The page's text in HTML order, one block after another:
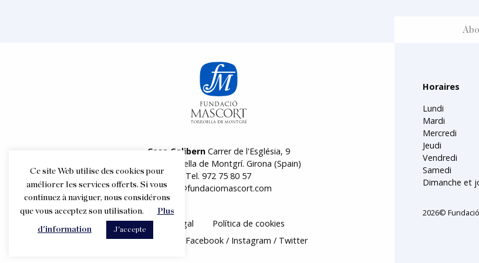
Casa GalibernCarrer de l'Església, 9
17257 Torroella de Montgrí. Girona (Spain)
Tel. 972 75 80 57
info@fundaciomascort.com
Aviso legal
Política de cookies
Suivez nous
Facebook Instagram Twitter
Horaires
Lundi
Mardi
Mercredi
Jeudi
Vendredi
Samedi
Dimanche et
2026©
Ce site Web utilise des cookies pour
améliorer les services offerts. Si vous
continuez à naviguer, nous considérons
que vous acceptez son utilisation.
Plus
d'information J'accepte